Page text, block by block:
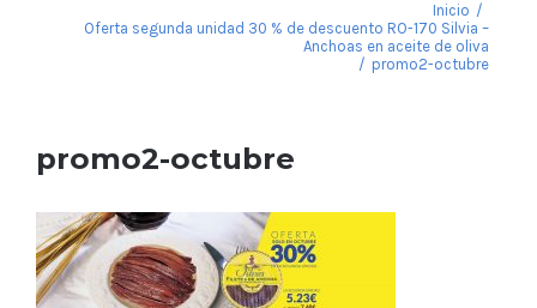
Inicio /
Oferta segunda unidad 30 % de descuento RO-170 Silvia –
Anchoas en aceite de oliva
/ promo2-octubre
promo2-octubre